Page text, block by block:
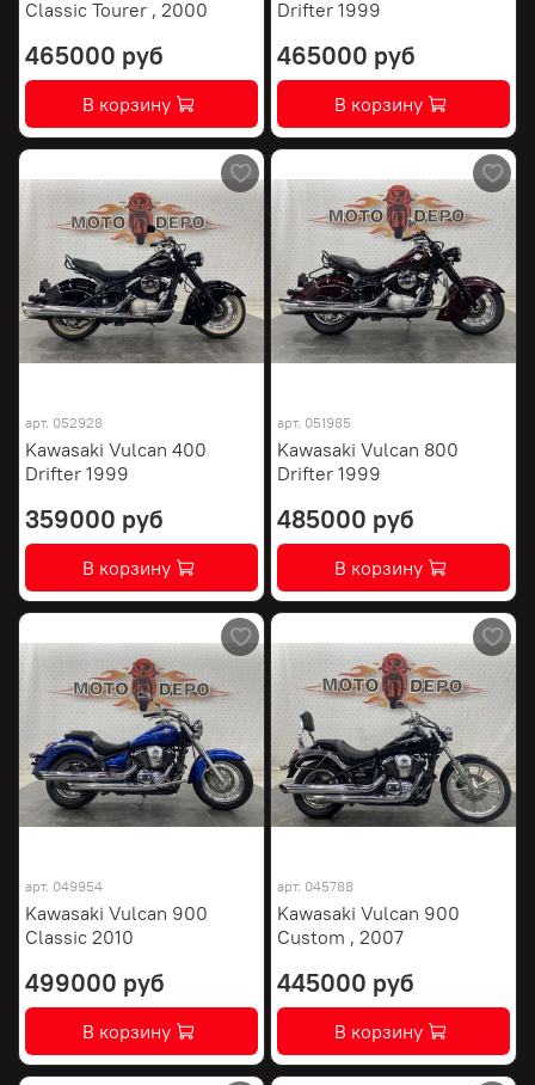
Classic Tourer , 2000
465000 руб
В корзину
Drifter 1999
465000 руб
В корзину
арт. 052928
Kawasaki Vulcan 400
Drifter 1999
359000 руб
В корзину
арт. 051985
Kawasaki Vulcan 800
Drifter 1999
485000 руб
В корзину
арт. 049954
Kawasaki Vulcan 900
Classic 2010
499000 руб
В корзину
арт. 045788
Kawasaki Vulcan 900
Custom , 2007
445000 руб
В корзину